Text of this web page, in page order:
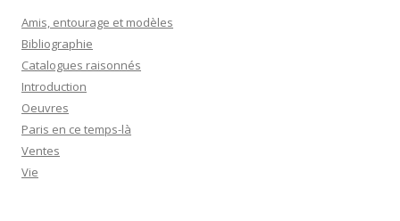
Amis, entourage et modèles
Bibliographie
Catalogues raisonnés
Introduction
Oeuvres
Paris en ce temps-là
Ventes
Vie